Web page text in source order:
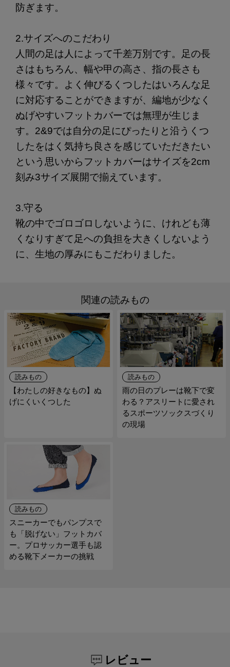
防ぎます。
2.サイズへのこだわり
人間の足は人によって千差万別です。足の長
さはもちろん、幅や甲の高さ、指の長さも
様々です。よく伸びるくつしたはいろんな足
に対応することができますが、編地が少なく
ぬげやすいフットカバーでは無理が生じま
す。2&9では自分の足にぴったりと沿うくつ
したをはく気持ち良さを感じていただきたい
という思いからフットカバーはサイズを2cm
刻み3サイズ展開で揃えています。
3.守る
靴の中でゴロゴロしないように、けれども薄
くなりすぎて足への負担を大きくしないよう
に、生地の厚みにもこだわりました。
関連の読みもの
読みもの
【わたしの好きなもの】ぬ
げにくいくつした
読みもの
雨の日のプレーは靴下で変
わる？アスリートに愛され
るスポーツソックスづくり
の現場
読みもの
スニーカーでもパンプスで
も「脱げない」フットカバ
ー。プロサッカー選手も認
める靴下メーカーの挑戦
レビュー